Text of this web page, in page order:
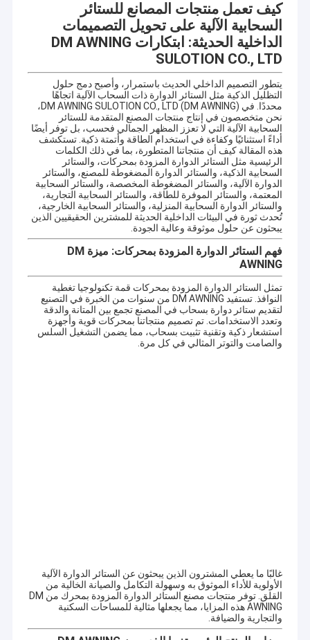
المنتجات
معلومات عنا
كيف تعمل منتجات المصانع للستائر
السحابية الآلية على تحويل التصميمات
الداخلية الحديثة: ابتكارات DM AWNING
SULOTION CO., LTD
يتطور التصميم الداخلي الحديث باستمرار، وأصبح دمج حلول
التظليل الذكية مثل الستائر الدوارة ذات السحاب الآلية اتجاهًا
محددًا. في DM AWNING SULOTION CO., LTD (DM AWNING)،
نحن متخصصون في إنتاج منتجات المصنع المتقدمة للستائر
السحابية الآلية التي لا تعزز المظهر الجمالي فحسب، بل توفر أيضًا
أداءً استثنائيًا وكفاءة في استخدام الطاقة وأتمتة ذكية. تستكشف
هذه المقالة كيف أن منتجاتنا المتطورة، بما في ذلك الكلمات
الرئيسية مثل الستائر الدوارة المزودة بمحركات، والستائر
السحابية الذكية، والستائر الدوارة المضغوطة للمصنع، والستائر
الدوارة الآلية، والستائر المضغوطة المخصصة، والستائر السحابية
المعتمة، والستائر الموفرة للطاقة، والستائر السحابية التجارية،
والستائر الدوارة السحابية المنزلية، والستائر السحابية الخارجية،
تُحدث ثورة في البيئات الداخلية الحديثة للمشترين الحقيقيين الذين
يبحثون عن حلول موثوقة وعالية الجودة.
فهم الستائر الدوارة المزودة بمحركات: ميزة DM
AWNING
تمثل الستائر الدوارة المزودة بمحركات قمة تكنولوجيا تغطية
النوافذ. تستفيد DM AWNING من سنوات من الخبرة في التصنيع
لتقديم ستائر دوارة بسحاب في المصنع تجمع بين المتانة والدقة
وتعدد الاستخدامات. تم تصميم منتجاتنا بمحركات قوية وأجهزة
استشعار ذكية وتقنية تثبيت بسحاب، مما يضمن التشغيل السلس
والصامت والتوتر المثالي في كل مرة.
غالبًا ما يعطي المشترون الذين يبحثون عن الستائر الدوارة الآلية
الأولوية للأداء الموثوق به وسهولة التكامل والصيانة الخالية من
القلق. توفر منتجات مصنع الستائر الدوارة المزودة بمحرك من DM
AWNING هذه المزايا، مما يجعلها مثالية للمساحات السكنية
والتجارية والضيافة.
ملف الشركة
شركة DM AWNING SULOTION CO.، LTD المهنية في مجال
المظلات والمظلات الشمسية لمنتجات الهواء الطلق مع البحث
والتطوير والبيع بالجملة والتسويق.نحن مصنعون متخصصون في